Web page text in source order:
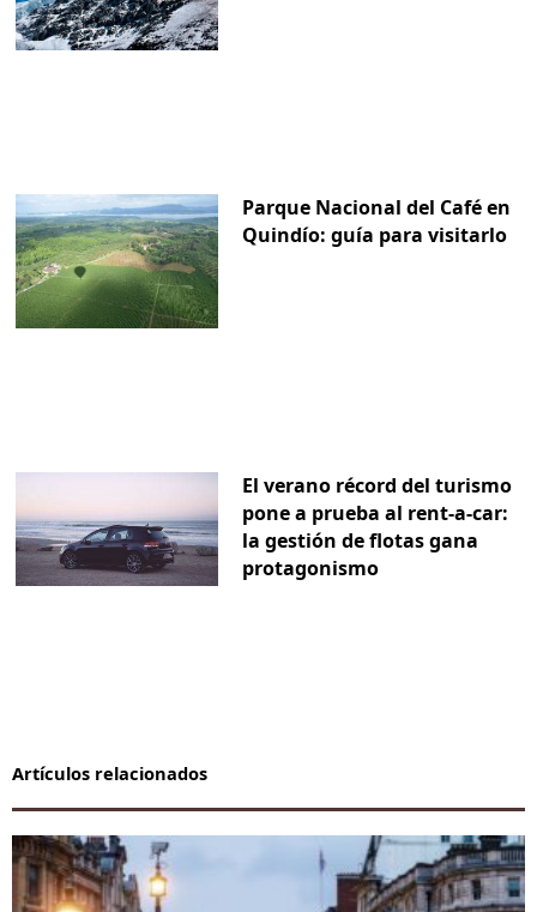
Parque Nacional del Café en
Quindío: guía para visitarlo
El verano récord del turismo
pone a prueba al rent-a-car:
la gestión de flotas gana
protagonismo
Artículos relacionados